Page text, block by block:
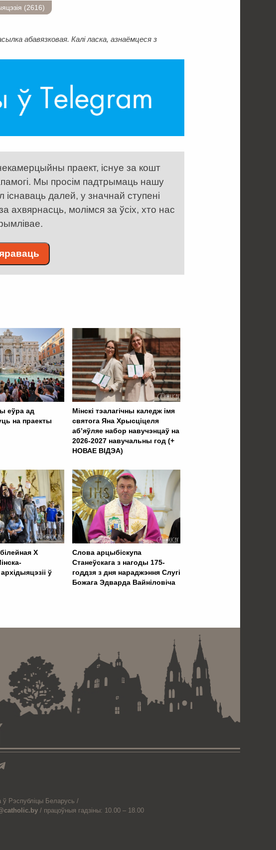
(2616)
абавязковая. Калі ласка, азнаёмцеся з
праект, існуе за кошт
Мы просім падтрымаць нашу
далей, у значнай ступені
молімся за ўсіх, хто нас
еўра ад
на праекты
Мінскі тэалагічны каледж імя
святога Яна Хрысціцеля
аб’яўляе набор навучэнцаў на
2026-2027 навучальны год (+
НОВАЕ ВІДЭА)
Х
ў
Слова арцыбіскупа
Станеўскага з нагоды 175-
годдзя з дня нараджэння Слугі
Божага Эдварда Вайніловіча
ў Рэспубліцы Беларусь /
/ працоўныя гадзіны: 10.00 – 18.00